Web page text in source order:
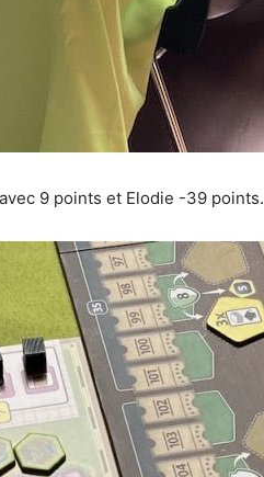
9 points et Elodie -39 points.